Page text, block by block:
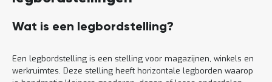
Wat is een legbordstelling?
Een legbordstelling is een stelling voor magazijnen, winkels en
werkruimtes. Deze stelling heeft horizontale legborden waarop